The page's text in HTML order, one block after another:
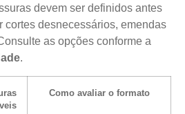
devem ser definidos antes
cortes desnecessários, emendas
as opções conforme a
.
Como avaliar o formato